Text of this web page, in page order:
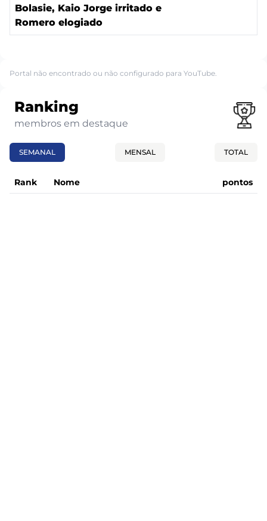
Bolasie, Kaio Jorge irritado e
Romero elogiado
Portal não encontrado ou não configurado para YouTube.
Ranking
membros em destaque
SEMANAL MENSAL TOTAL
Rank Nome pontos